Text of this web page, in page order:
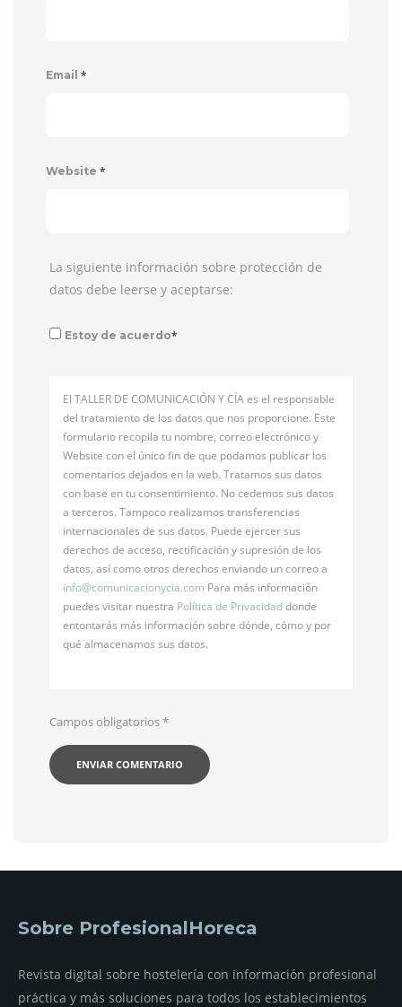
Email *
Website *
La siguiente información sobre protección de
datos debe leerse y aceptarse:
Estoy de acuerdo*
El TALLER DE COMUNICACIÓN Y CÍA es el responsable
del tratamiento de los datos que nos proporcione. Este
formulario recopila tu nombre, correo electrónico y
Website con el único fin de que podamos publicar los
comentarios dejados en la web. Tratamos sus datos
con base en tu consentimiento. No cedemos sus datos
a terceros. Tampoco realizamos transferencias
internacionales de sus datos. Puede ejercer sus
derechos de acceso, rectificación y supresión de los
datos, así como otros derechos enviando un correo a
info@comunicacionycia.com Para más información
puedes visitar nuestra Política de Privacidaddonde
entontarás más información sobre dónde, cómo y por
qué almacenamos sus datos.
Campos obligatorios*
Sobre ProfesionalHoreca
Revista digital sobre hostelería con información profesional
práctica y más soluciones para todos los establecimientos